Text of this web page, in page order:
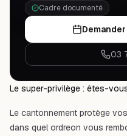
Cadre documenté
03
Le super-privilège : êtes-
Le cantonnement protège
dans quel ordreon vous